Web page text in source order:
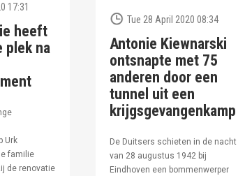
17:31
heeft
plek na
Urk
familie
de renovatie
Tue 28 April 2020 08:34
Antonie Kiewnarski
ontsnapte met 75
anderen door een
tunnel uit een
krijgsgevangenkamp
De Duitsers schieten in de nacht
van 28 augustus 1942 bij
Eindhoven een bommenwerper